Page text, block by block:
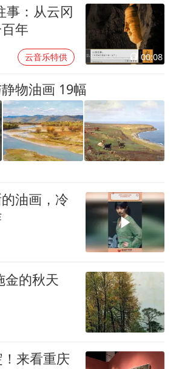
事：从云冈
年
云音乐特供 00:08
物油画 19幅
油画，冷
金的秋天
来看重庆